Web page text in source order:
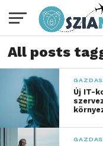
All posts
Új IT-